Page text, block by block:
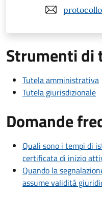
Strumenti di
Tutela amministrativa
Tutela giurisdizionale
Domande
Quali sono i tempi di
certificata di inizio
Quando la
assume validità